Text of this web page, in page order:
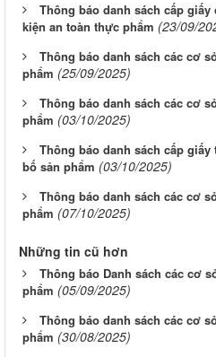
Thông báo danh sách cấp
kiện an toàn thực phẩm (23/09/
Thông báo danh sách các cơ
phẩm (25/09/2025)
Thông báo danh sách các cơ
phẩm (03/10/2025)
Thông báo danh sách cấp
bố sản phẩm (03/10/2025)
Thông báo danh sách các cơ
phẩm (07/10/2025)
Những tin cũ hơn
Thông báo Danh sách các cơ
phẩm (05/09/2025)
Thông báo danh sách các cơ
phẩm (30/08/2025)